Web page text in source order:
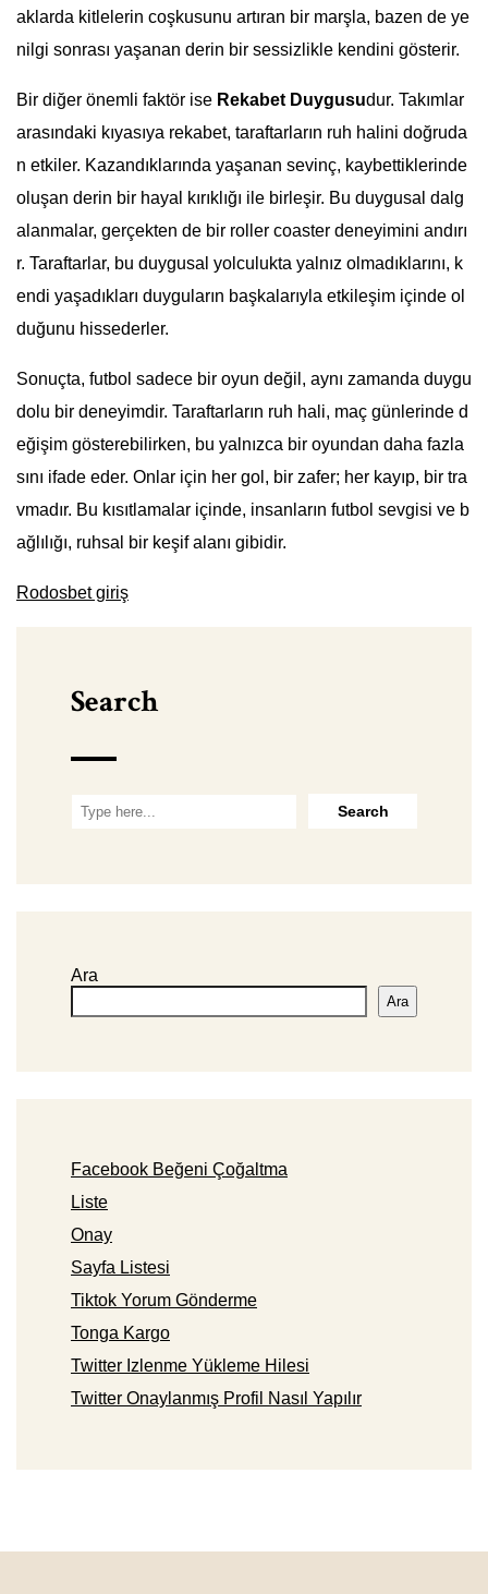
aklarda kitlelerin coşkusunu artıran bir marşla, bazen de ye
nilgi sonrası yaşanan derin bir sessizlikle kendini gösterir.
Bir diğer önemli faktör ise Rekabet Duygusudur. Takımlar
arasındaki kıyasıya rekabet, taraftarların ruh halini doğruda
n etkiler. Kazandıklarında yaşanan sevinç, kaybettiklerinde
oluşan derin bir hayal kırıklığı ile birleşir. Bu duygusal dalg
alanmalar, gerçekten de bir roller coaster deneyimini andırı
r. Taraftarlar, bu duygusal yolculukta yalnız olmadıklarını, k
endi yaşadıkları duyguların başkalarıyla etkileşim içinde ol
duğunu hissederler.
Sonuçta, futbol sadece bir oyun değil, aynı zamanda duygu
dolu bir deneyimdir. Taraftarların ruh hali, maç günlerinde d
eğişim gösterebilirken, bu yalnızca bir oyundan daha fazla
sını ifade eder. Onlar için her gol, bir zafer; her kayıp, bir tra
vmadır. Bu kısıtlamalar içinde, insanların futbol sevgisi ve b
ağlılığı, ruhsal bir keşif alanı gibidir.
Rodosbet giriş
Search
Ara
Ara
Facebook Beğeni Çoğaltma
Liste
Onay
Sayfa Listesi
Tiktok Yorum Gönderme
Tonga Kargo
Twitter Izlenme Yükleme Hilesi
Twitter Onaylanmış Profil Nasıl Yapılır